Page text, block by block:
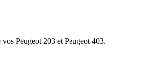
Peugeot 203 et Peugeot 403.